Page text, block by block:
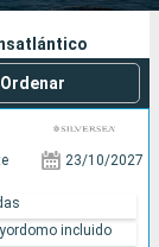
Ordenar
23/10/2027
incluido